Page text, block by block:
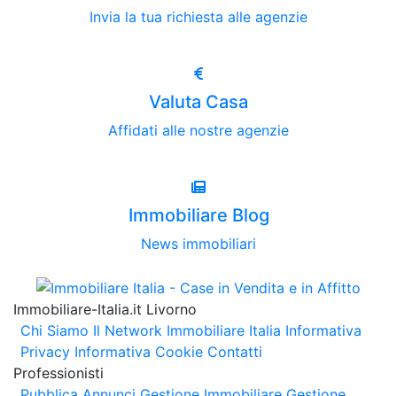
Invia la tua richiesta alle agenzie
Valuta Casa
Affidati alle nostre agenzie
Immobiliare Blog
News immobiliari
Immobiliare-Italia.it Livorno
Chi Siamo Il Network Immobiliare Italia Informativa
Privacy Informativa Cookie Contatti
Professionisti